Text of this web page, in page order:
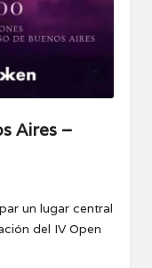
Aires –
un lugar central
del IV Open